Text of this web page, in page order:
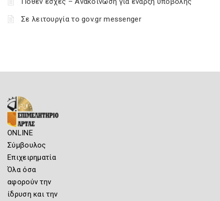
Σε λειτουργία το gov.gr messenger
ONLINE
Σύμβουλος
Επιχειρηματία
Όλα όσα
αφορούν την
ίδρυση και την